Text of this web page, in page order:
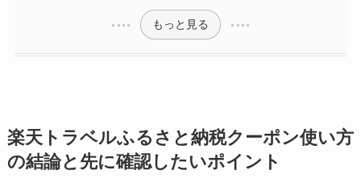
もっと見る
楽天トラベルふるさと納税クーポン使い方
の結論と先に確認したいポイント